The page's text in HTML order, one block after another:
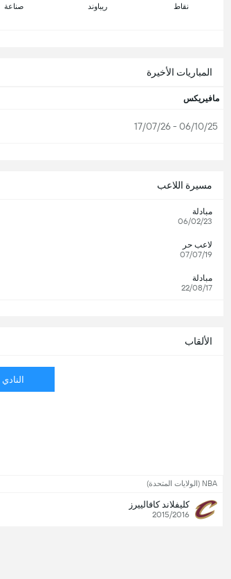
نقاط ريباوند صناعة
المباريات الأخيرة
مافيريكس
06/10/25 - 17/07/26
مسيرة اللاعب
مبادلة
06/02/23
لاعب حر
07/07/19
مبادلة
22/08/17
الألقاب
النادي
NBA (الولايات المتحدة)
كليفلاند كافالييرز
2015/2016